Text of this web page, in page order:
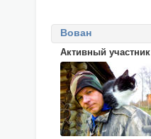
Вован
Активный участник